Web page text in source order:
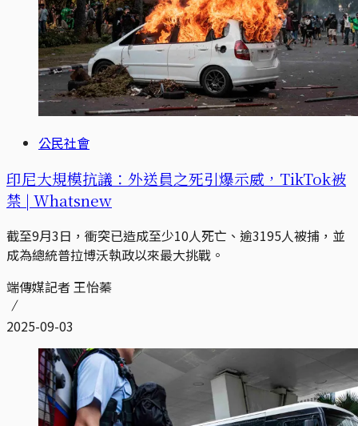
公民社會
印尼大規模抗議：外送員之死引爆示威，TikTok被
禁 | Whatsnew
截至9月3日，衝突已造成至少10人死亡、逾3195人被捕，並
成為總統普拉博沃執政以來最大挑戰。
端傳媒記者 王怡蓁
2025-09-03